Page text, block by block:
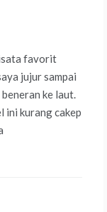
favorit
jujur sampai
ke laut.
ini kurang cakep